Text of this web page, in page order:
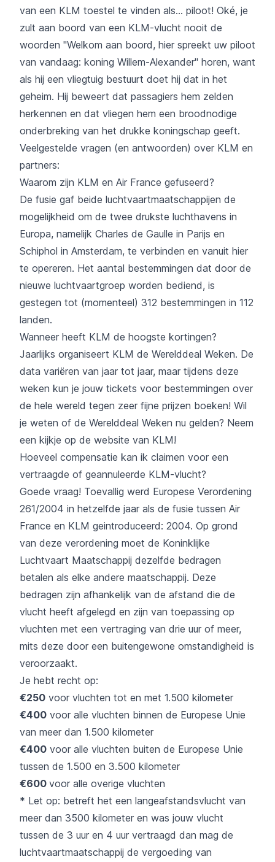
van een KLM toestel te vinden als... piloot! Oké, je
zult aan boord van een KLM-vlucht nooit de
woorden "Welkom aan boord, hier spreekt uw piloot
van vandaag: koning Willem-Alexander" horen, want
als hij een vliegtuig bestuurt doet hij dat in het
geheim. Hij beweert dat passagiers hem zelden
herkennen en dat vliegen hem een broodnodige
onderbreking van het drukke koningschap geeft.
Veelgestelde vragen (en antwoorden) over KLM en
partners:
Waarom zijn KLM en Air France gefuseerd?
De fusie gaf beide luchtvaartmaatschappijen de
mogelijkheid om de twee drukste luchthavens in
Europa, namelijk Charles de Gaulle in Parijs en
Schiphol in Amsterdam, te verbinden en vanuit hier
te opereren. Het aantal bestemmingen dat door de
nieuwe luchtvaartgroep worden bediend, is
gestegen tot (momenteel) 312 bestemmingen in 112
landen.
Wanneer heeft KLM de hoogste kortingen?
Jaarlijks organiseert KLM de Werelddeal Weken. De
data variëren van jaar tot jaar, maar tijdens deze
weken kun je jouw tickets voor bestemmingen over
de hele wereld tegen zeer fijne prijzen boeken! Wil
je weten of de Werelddeal Weken nu gelden? Neem
een kijkje op de website van KLM!
Hoeveel compensatie kan ik claimen voor een
vertraagde of geannuleerde KLM-vlucht?
Goede vraag! Toevallig werd Europese Verordening
261/2004 in hetzelfde jaar als de fusie tussen Air
France en KLM geintroduceerd: 2004. Op grond
van deze verordening moet de Koninklijke
Luchtvaart Maatschappij dezelfde bedragen
betalen als elke andere maatschappij. Deze
bedragen zijn afhankelijk van de afstand die de
vlucht heeft afgelegd en zijn van toepassing op
vluchten met een vertraging van drie uur of meer,
mits deze door een buitengewone omstandigheid is
veroorzaakt.
Je hebt recht op:
€250 voor vluchten tot en met 1.500 kilometer
€400 voor alle vluchten binnen de Europese Unie
van meer dan 1.500 kilometer
€400 voor alle vluchten buiten de Europese Unie
tussen de 1.500 en 3.500 kilometer
€600 voor alle overige vluchten
* Let op: betreft het een langeafstandsvlucht van
meer dan 3500 kilometer en was jouw vlucht
tussen de 3 uur en 4 uur vertraagd dan mag de
luchtvaartmaatschappij de vergoeding van